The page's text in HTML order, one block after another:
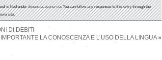
is filed underdenuncia,economia. You can follow any responses to this entry through the
site.
DI DEBITI
IMPORTANTE LA CONOSCENZA E L’USO DELLA LINGUA»